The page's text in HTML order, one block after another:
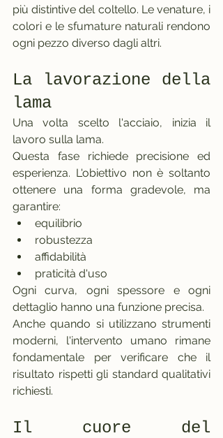
più distintive del coltello. Le venature, i
colori e le sfumature naturali rendono
ogni pezzo diverso dagli altri.
La lavorazione della
lama
Una volta scelto l'acciaio, inizia il
lavoro sulla lama.
Questa fase richiede precisione ed
esperienza. L'obiettivo non è soltanto
ottenere una forma gradevole, ma
garantire:
equilibrio
robustezza
affidabilità
praticità d'uso
Ogni curva, ogni spessore e ogni
dettaglio hanno una funzione precisa.
Anche quando si utilizzano strumenti
moderni, l'intervento umano rimane
fondamentale per verificare che il
risultato rispetti gli standard qualitativi
richiesti.
Il cuore del